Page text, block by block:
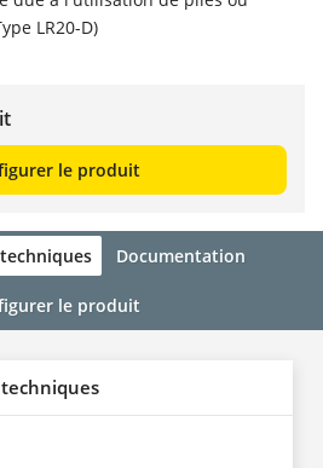
LR20-D)
le produit
Documentation
le produit